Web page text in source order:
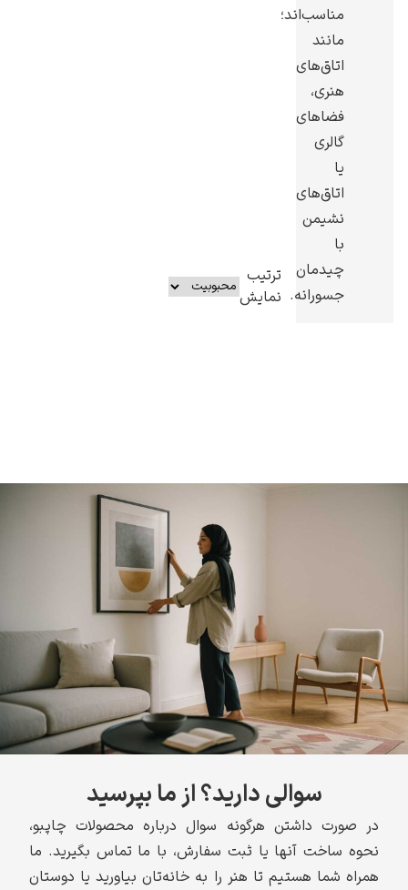
مناسب‌اند؛
مانند
اتاق‌های
هنری،
فضاهای
گالری
یا
اتاق‌های
نشیمن
با
چیدمان
جسورانه.
ترتیب
نمایش
سوالی دارید؟ از ما بپرسید
در صورت داشتن هرگونه سوال درباره محصولات چاپبو،
نحوه ساخت آنها یا ثبت سفارش، با ما تماس بگیرید. ما
همراه شما هستیم تا هنر را به خانه‌تان بیاورید یا دوستان